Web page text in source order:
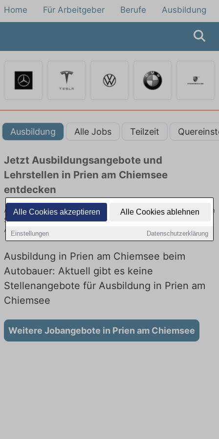
Alle Cookies akzeptieren Alle Cookies ablehnen
Einstellungen Datenschutzerklärung
Home Für Arbeitgeber Berufe Ausbildung
Ausbildung Alle Jobs Teilzeit
Jetzt Ausbildungsangebote und
Lehrstellen in Prien am Chiemsee
entdecken
Ausbildungsangebote beim Autobauer in Prien am Chiemsee finden
Sie von namhaften Firmen. Entdecken Sie freie Optionen von Top-
Arbeitgebern und bewerben Sie sich noch heute.
Ausbildung in Prien am Chiemsee beim
Autobauer: Aktuell gibt es keine
Stellenangebote für Ausbildung in Prien am
Chiemsee
Weitere Jobangebote in Prien am Chiemsee